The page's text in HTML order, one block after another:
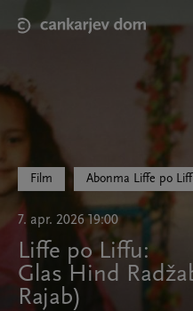
main
Film Abonma Liffe po
7. apr. 2026 19:00
Liffe po Liffu:
Glas Hind
Rajab)